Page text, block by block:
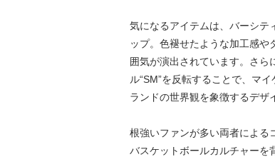
気になるアイテムは、バーシテ
ップ。色褪せたような加工感
囲気が演出されています。さら
ル“SM”を反転することで、マ
ランドの世界観を象徴するデザ
根強いファンが多い両者による
バスケットボールカルチャーを